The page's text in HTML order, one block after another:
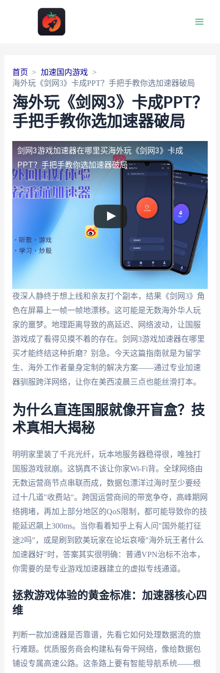
首页
加速国内游戏
海外玩《剑网3》卡成PPT？手把手教你选加速器破局
海外玩《剑网3》卡成PPT？
手把手教你选加速器破局
剑网3游戏加速器在哪里买海外玩《剑网3》卡成
PPT？手把手教你选加速器破局
夜深人静终于想上线和亲友打个副本，结果《剑网3》角
色在屏幕上一帧一帧地漂移。这可能是无数海外华人玩
家的噩梦。地理距离导致的高延迟、网络波动，让国服
游戏成了看得见摸不着的存在。剑网3游戏加速器在哪里
买才能终结这种折磨？别急。今天这篇指南就是为留学
生、海外工作者量身定制的解决方案——通过专业加速
器驯服跨洋网络，让你在美西凌晨三点也能丝滑打本。
为什么直连国服就像开盲盒？技
术真相大揭秘
明明家里装了千兆光纤，玩本地服务器稳得很，唯独打
国服游戏就崩。这锅真不该让你家Wi-Fi背。全球网络由
无数运营商节点串联而成，数据包漂洋过海时至少要经
过十几道"收费站"。跨国运营商间的带宽争夺，高峰期网
络拥堵，再加上部分地区的QoS限制，都可能导致你的技
能延迟飙上300ms。当你看着知乎上有人问"国外能打征
途2吗"，或是刷到欧美玩家在论坛哀嚎"海外玩王者什么
加速器好"时，答案其实很明确：普通VPN治标不治本，
你需要的是专业游戏加速器建立的虚拟专线通道。
拯救游戏体验的黄金标准：加速器核心四
维
判断一款加速器是否靠谱，先看它如何处理数据流的旅
行难题。优质服务商会构建私有骨干网络，像给数据包
铺设专属高速公路。这条路上要有智能导航系统——根